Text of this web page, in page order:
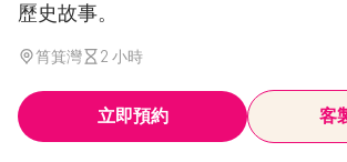
歷史故事。
筲箕灣 2 小時
立即預約 客